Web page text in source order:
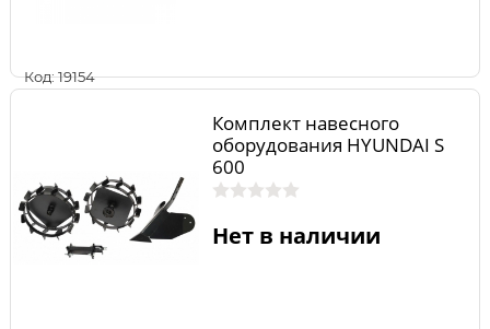
Код: 19154
Комплект навесного
оборудования HYUNDAI S
600
Нет в наличии